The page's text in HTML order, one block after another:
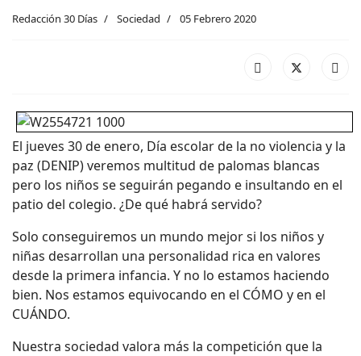
Redacción 30 Días Sociedad 05 Febrero 2020
El jueves 30 de enero, Día escolar de la no violencia y la
paz (DENIP) veremos multitud de palomas blancas
pero los niños se seguirán pegando e insultando en el
patio del colegio. ¿De qué habrá servido?
Solo conseguiremos un mundo mejor si los niños y
niñas desarrollan una personalidad rica en valores
desde la primera infancia. Y no lo estamos haciendo
bien. Nos estamos equivocando en el CÓMO y en el
CUÁNDO.
Nuestra sociedad valora más la competición que la